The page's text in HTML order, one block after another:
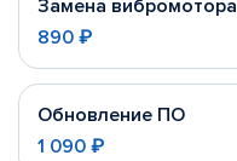
Замена вибромотора
890 ₽
Обновление ПО
1 090 ₽